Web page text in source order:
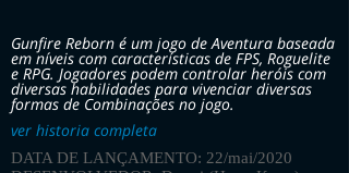
Gunfire Reborn é um jogo de Aventura baseada
em níveis com características de FPS, Roguelite
e RPG. Jogadores podem controlar heróis com
diversas habilidades para vivenciar diversas
formas de Combinações no jogo.
ver historia completa
DATA DE LANÇAMENTO: 22/mai/2020